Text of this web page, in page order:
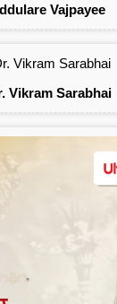
Vajpayee
Vikram Sarabhai